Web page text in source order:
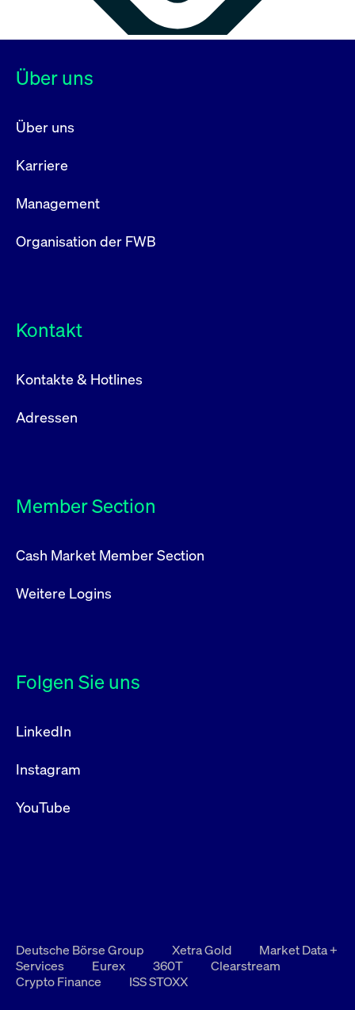
Über uns
Über uns
Karriere
Management
Organisation der FWB
Kontakt
Kontakte & Hotlines
Adressen
Member Section
Cash Market Member Section
Weitere Logins
Folgen Sie uns
LinkedIn
Instagram
YouTube
Deutsche Börse Group Xetra Gold
Market Data +
Services
Eurex 360T
Clearstream
Crypto Finance
ISS STOXX